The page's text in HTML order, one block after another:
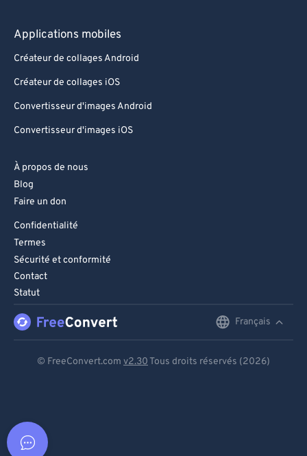
Applications mobiles
Créateur de collages Android
Créateur de collages iOS
Convertisseur d'images Android
Convertisseur d'images iOS
À propos de nous
Blog
Faire un don
Confidentialité
Termes
Sécurité et conformité
Contact
Statut
Français
© FreeConvert.com v2.30 Tous droits réservés (2026)